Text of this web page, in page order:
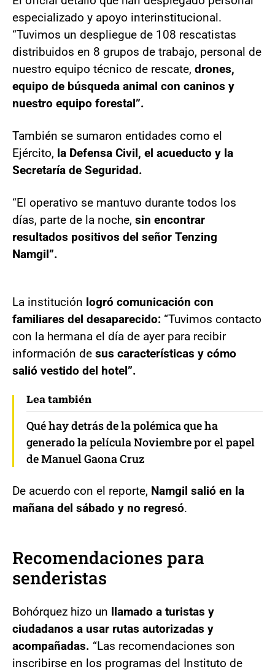
especializado y apoyo interinstitucional.
“Tuvimos un despliegue de 108 rescatistas
distribuidos en 8 grupos de trabajo, personal de
nuestro equipo técnico de rescate, drones,
equipo de búsqueda animal con caninos y
nuestro equipo forestal”.
También se sumaron entidades como el
Ejército, la Defensa Civil, el acueducto y la
Secretaría de Seguridad.
“El operativo se mantuvo durante todos los
días, parte de la noche, sin encontrar
resultados positivos del señor Tenzing
Namgil”.
La institución logró comunicación con
familiares del desaparecido: “Tuvimos contacto
con la hermana el día de ayer para recibir
información de sus características y cómo
salió vestido del hotel”.
Lea también
Qué hay detrás de la polémica que ha
generado la película Noviembre por el papel
de Manuel Gaona Cruz
De acuerdo con el reporte, Namgil salió en la
mañana del sábado y no regresó.
Recomendaciones para
senderistas
Bohórquez hizo un llamado a turistas y
ciudadanos a usar rutas autorizadas y
acompañadas. “Las recomendaciones son
inscribirse en los programas del Instituto de